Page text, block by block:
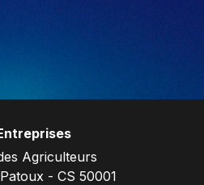
Agriculteurs
- CS 50001